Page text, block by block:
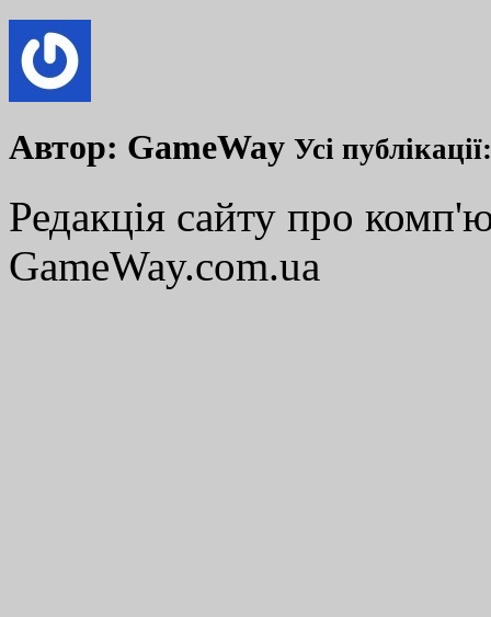
Автор: GameWay Усі
Редакція сайту про
GameWay.com.ua